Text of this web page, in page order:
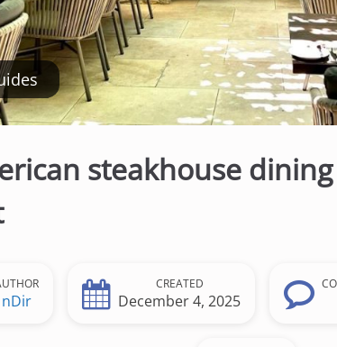
steakhouse
nDir
CREATED
December 4, 2025